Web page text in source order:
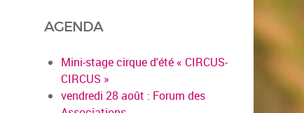
AGENDA
Mini-stage cirque d'été « CIRCUS-
CIRCUS »
vendredi 28 août : Forum des